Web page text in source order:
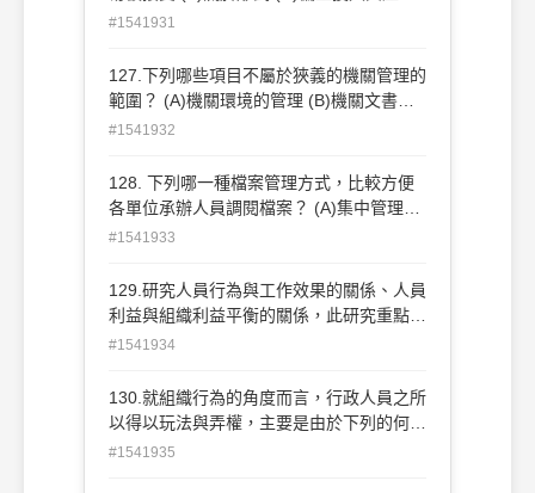
的比率 (D)單位間易生衝突
#1541931
127.下列哪些項目不屬於狹義的機關管理的
範圍？ (A)機關環境的管理 (B)機關文書的
管理 (C)機關運作的管理 (D)機關法制的管
#1541932
128. 下列哪一種檔案管理方式，比較方便
各單位承辦人員調閱檔案？ (A)集中管理
制 (B)分儲管理制 (C)集中分儲混合制 (D)
#1541933
129.研究人員行為與工作效果的關係、人員
利益與組織利益平衡的關係，此研究重點所
形成的學派是？ (A)人性本善學派 (B)需要
派
#1541934
130.就組織行為的角度而言，行政人員之所
以得以玩法與弄權，主要是由於下列的何種
原因而引起的病象？ (A)權力集中 (B)本位
#1541935